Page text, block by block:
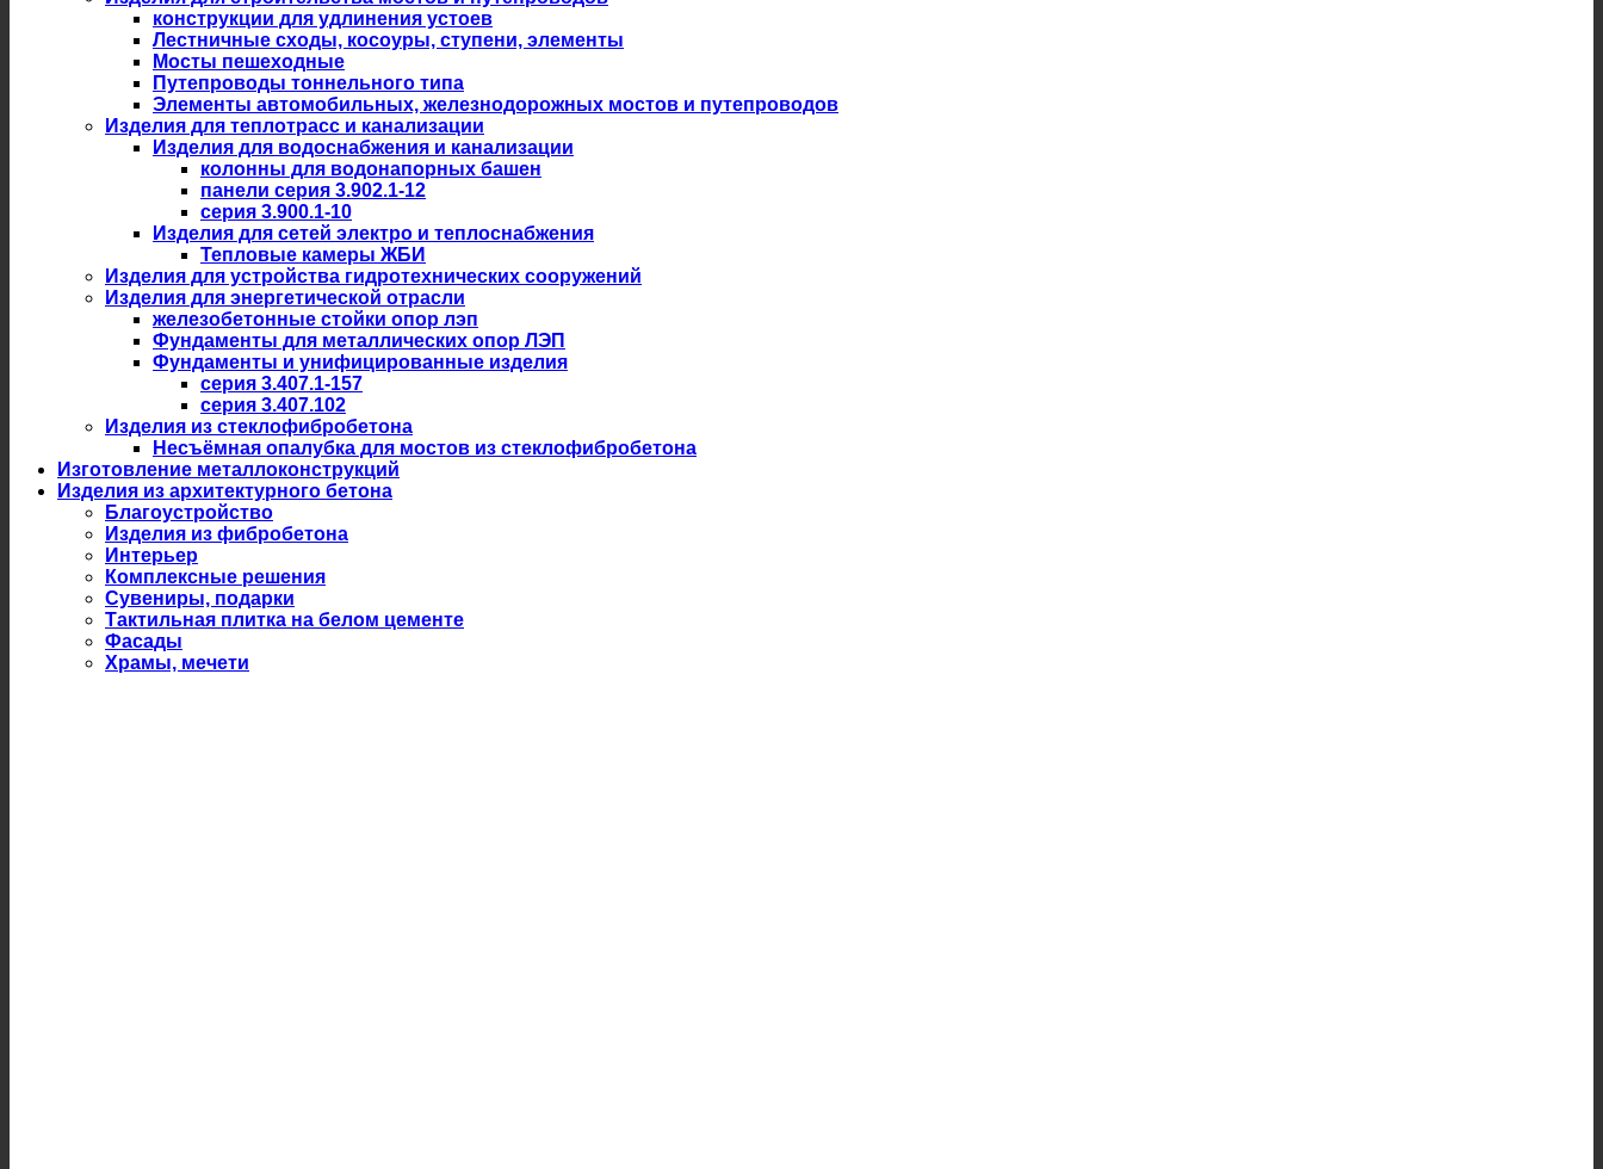
конструкции для удлинения устоев
Лестничные сходы, косоуры, ступени, элементы
Мосты пешеходные
Путепроводы тоннельного типа
Элементы автомобильных, железнодорожных мостов и путепроводов
Изделия для теплотрасс и канализации
Изделия для водоснабжения и канализации
колонны для водонапорных башен
панели серия 3.902.1-12
серия 3.900.1-10
Изделия для сетей электро и теплоснабжения
Тепловые камеры ЖБИ
Изделия для устройства гидротехнических сооружений
Изделия для энергетической отрасли
железобетонные стойки опор лэп
Фундаменты для металлических опор ЛЭП
Фундаменты и унифицированные изделия
серия 3.407.1-157
серия 3.407.102
Изделия из стеклофибробетона
Несъёмная опалубка для мостов из стеклофибробетона
Изготовление металлоконструкций
Изделия из архитектурного бетона
Благоустройство
Изделия из фибробетона
Интерьер
Комплексные решения
Сувениры, подарки
Тактильная плитка на белом цементе
Фасады
Храмы, мечети